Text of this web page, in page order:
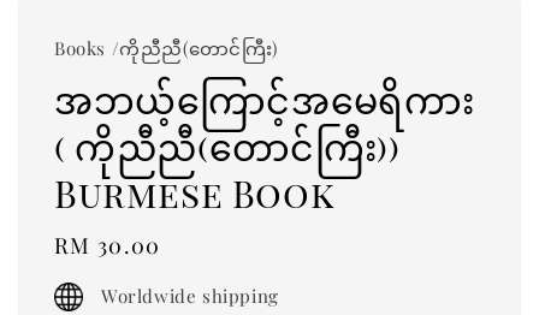
Books /ကိုညီညီ(တောင်ကြီး)
အဘယ့်ကြောင့်အမေရိကား
( ကိုညီညီ(တောင်ကြီး))
Burmese Book
Regular
price
RM 30.00
Worldwide shipping